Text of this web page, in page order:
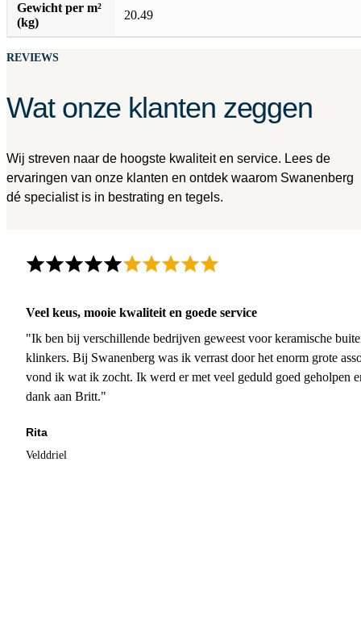
Gewicht per m²
(kg)
20.49
REVIEWS
Wat onze klanten zeggen
Wij streven naar de hoogste kwaliteit en service. Lees de
ervaringen van onze klanten en ontdek waarom Swanenberg
dé specialist is in bestrating en tegels.
Veel keus, mooie kwaliteit en goede service
"Ik ben bij verschillende bedrijven geweest voor keramische
klinkers. Bij Swanenberg was ik verrast door het enorm grote
vond ik wat ik zocht. Ik werd er met veel geduld goed geholpen
dank aan Britt."
Rita
Velddriel